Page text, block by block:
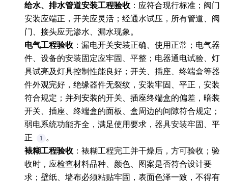
给水、排水管道安装工程验收 ：应符合现行标准；阀门
安装应端正，开关应灵活；经通水试压，所有管道、阀
门、接头应无渗水、漏水现象。
电气工程验收 ：漏电开关安装正确、使用正常；电气器
件、设备的安装固定应牢固、平整；电器通电试验、灯
具试亮及灯具控制性能良好；开关、插座、终端盒等器
件外观完好，绝缘器件无裂纹，安装牢固、平正，安装
符合规定；并列安装的开关、插座终端盒的偏差，暗装
开关、插座、终端盒的面板、盒周边的间隙符合规定；
弱电系统功能齐全，满足使用要求，器具安装牢固、平
正
1
。
裱糊工程验收 ：裱糊工程完工并干燥后，方可验收；验
收时，应检查材料品种、颜色、图案是否符合设计要
求；壁纸、墙布必须粘贴牢固，表面色泽一致，不得有